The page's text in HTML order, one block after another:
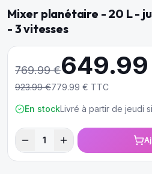
Mixer planétaire - 20 L -
- 3 vitesses
769.99€649.99
923.99€779.99 € TTC
En stockLivré à partir de jeudi
1